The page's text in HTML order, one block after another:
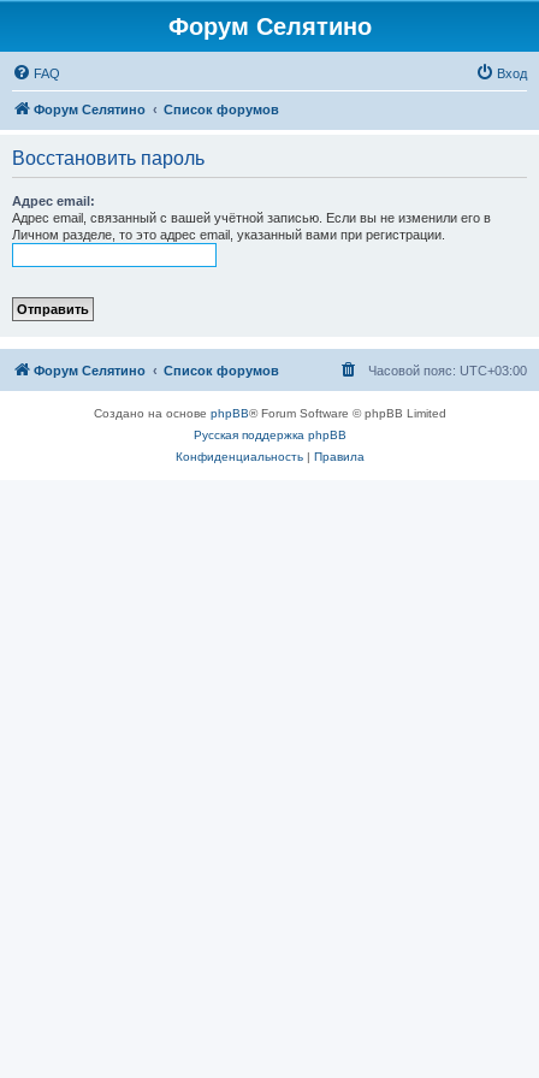
Форум Селятино
FAQ Вход
Форум Селятино Список форумов
Восстановить пароль
Адрес email:
Адрес email, связанный с вашей учётной записью. Если вы не изменили его в
Личном разделе, то это адрес email, указанный вами при регистрации.
Форум Селятино Список форумов Часовой пояс: UTC+03:00
Создано на основе phpBB® Forum Software © phpBB Limited
Русская поддержка phpBB
Конфиденциальность| Правила